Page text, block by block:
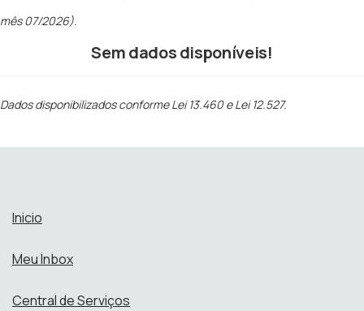
mês 07/2026).
Sem dados disponíveis!
Dados disponibilizados conforme Lei 13.460 e Lei 12.527.
Inicio
Meu Inbox
Central de Serviços